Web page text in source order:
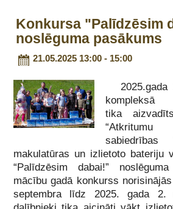
Konkursa "Palīdzēsim
noslēguma pasākums
21.05.2025 13:00 - 15:00
tika
“Atkritumu
sabiedrības
makulatūras un izlietoto bateriju
“Palīdzēsim dabai!”
mācību gadā konkurss
septembra līdz 2025. gada 2.